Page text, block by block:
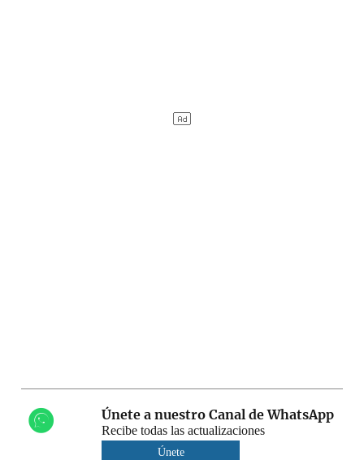
Únete a nuestro Canal de WhatsApp
Recibe todas las actualizaciones
Únete